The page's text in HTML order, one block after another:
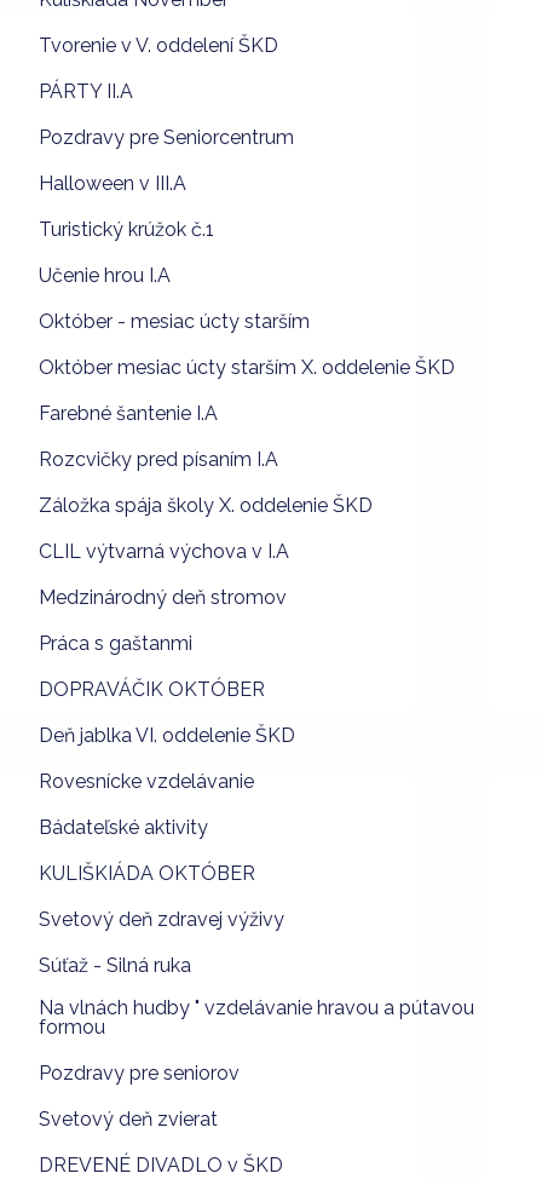
Tvorenie v V. oddelení ŠKD
PÁRTY II.A
Pozdravy pre Seniorcentrum
Halloween v III.A
Turistický krúžok č.1
Učenie hrou I.A
Október - mesiac úcty starším
Október mesiac úcty starším X. oddelenie ŠKD
Farebné šantenie I.A
Rozcvičky pred písaním I.A
Záložka spája školy X. oddelenie ŠKD
CLIL výtvarná výchova v I.A
Medzinárodný deň stromov
Práca s gaštanmi
DOPRAVÁČIK OKTÓBER
Deň jablka VI. oddelenie ŠKD
Rovesnícke vzdelávanie
Bádateľské aktivity
KULIŠKIÁDA OKTÓBER
Svetový deň zdravej výživy
Súťaž - Silná ruka
Na vlnách hudby " vzdelávanie hravou a pútavou
formou
Pozdravy pre seniorov
Svetový deň zvierat
DREVENÉ DIVADLO v ŠKD